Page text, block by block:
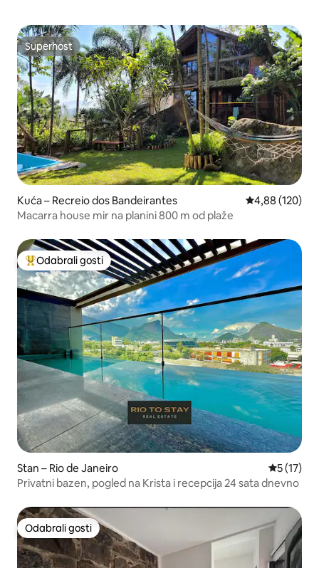
Superhost
Superhost
Kuća – Recreio dos Bandeirantes Prosječna
4,88 (120)
Macarra house mir na planini 800 m od plaže
Među najviše rangiranima s oznakom „Odabrali gosti”
Odabrali gosti
Stan – Rio de Janeiro Prosječna
5 (17)
Privatni bazen, pogled na Krista i recepcija 24 sata dnevno
Odabrali gosti
Odabrali gosti